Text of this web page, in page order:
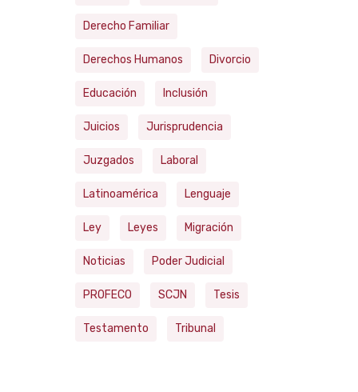
Derecho Familiar
Derechos Humanos Divorcio
Educación Inclusión
Juicios Jurisprudencia
Juzgados Laboral
Latinoamérica Lenguaje
Ley Leyes Migración
Noticias Poder Judicial
PROFECO SCJN Tesis
Testamento Tribunal